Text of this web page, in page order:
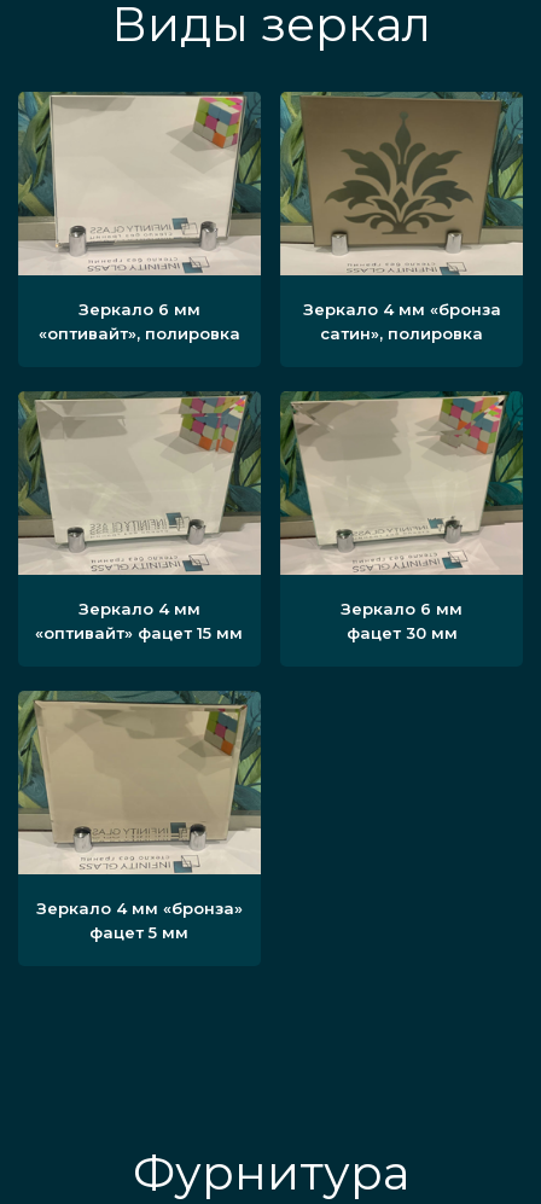
Виды зеркал
Зеркало 6 мм
«оптивайт», полировка
Зеркало 4 мм «бронза
сатин», полировка
Зеркало 4 мм
«оптивайт» фацет 15 мм
Зеркало 6 мм
фацет 30 мм
Зеркало 4 мм «бронза»
фацет 5 мм
Фурнитура